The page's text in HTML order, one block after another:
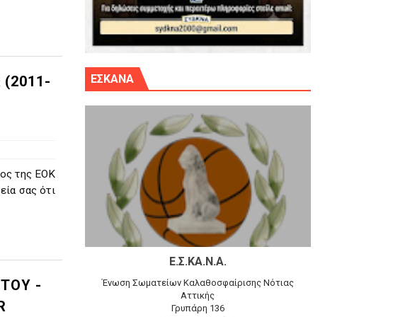
στο νέο κλ. Αγίου Δημητρίου την Κυριακή 14.6.26
(το video του αγώνα)
(1-1) νίκησε τον Προφήτη Ηλία 78-74 στα Καμίνια
της ΕΟΚ
σας ότι
-
ΕΣΚΑΝΑ
Ε.Σ.ΚΑ.Ν.Α.
Ένωση Σωματείων Καλαθοσφαίρισης Νότιας
Αττικής
Γρυπάρη 136